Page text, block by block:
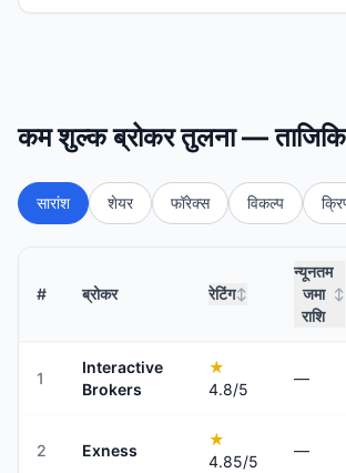
कम शुल्क ब्रोकर तुलना —
सारांश शेयर फॉरेक्स विकल्प
# ब्रोकर रेटिंग↕
न्यूनतम
जमा
राशि
↕
1
Interactive
Brokers
★
4.8/5
—
2 Exness
★
4.85/5
—